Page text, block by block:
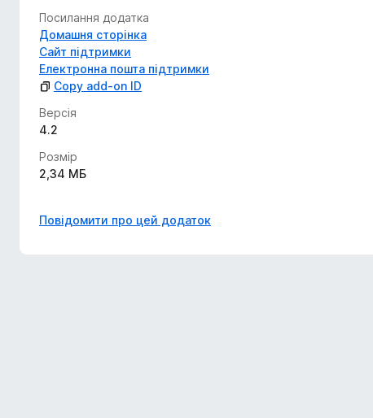
Посилання додатка
Домашня сторінка
Сайт підтримки
Електронна пошта підтримки
Copy add-on ID
Версія
4.2
Розмір
2,34 МБ
Повідомити про цей додаток